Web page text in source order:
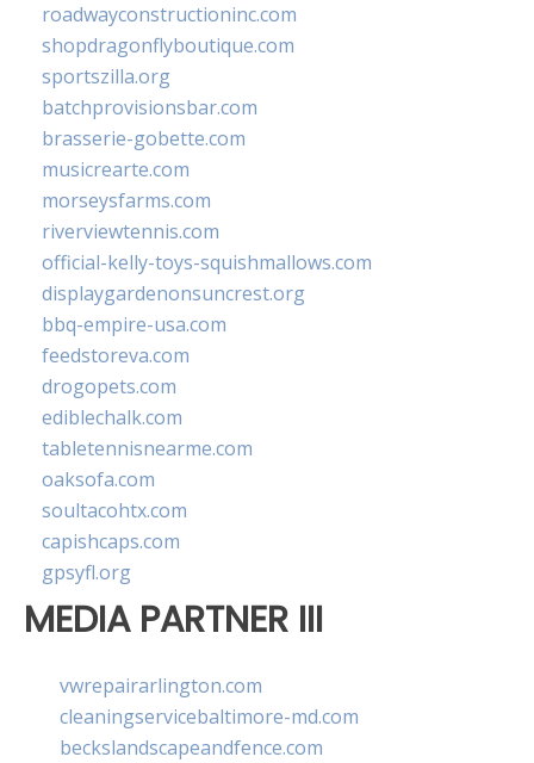
roadwayconstructioninc.com
shopdragonflyboutique.com
sportszilla.org
batchprovisionsbar.com
brasserie-gobette.com
musicrearte.com
morseysfarms.com
riverviewtennis.com
official-kelly-toys-squishmallows.com
displaygardenonsuncrest.org
bbq-empire-usa.com
feedstoreva.com
drogopets.com
ediblechalk.com
tabletennisnearme.com
oaksofa.com
soultacohtx.com
capishcaps.com
gpsyfl.org
MEDIA PARTNER III
vwrepairarlington.com
cleaningservicebaltimore-md.com
beckslandscapeandfence.com